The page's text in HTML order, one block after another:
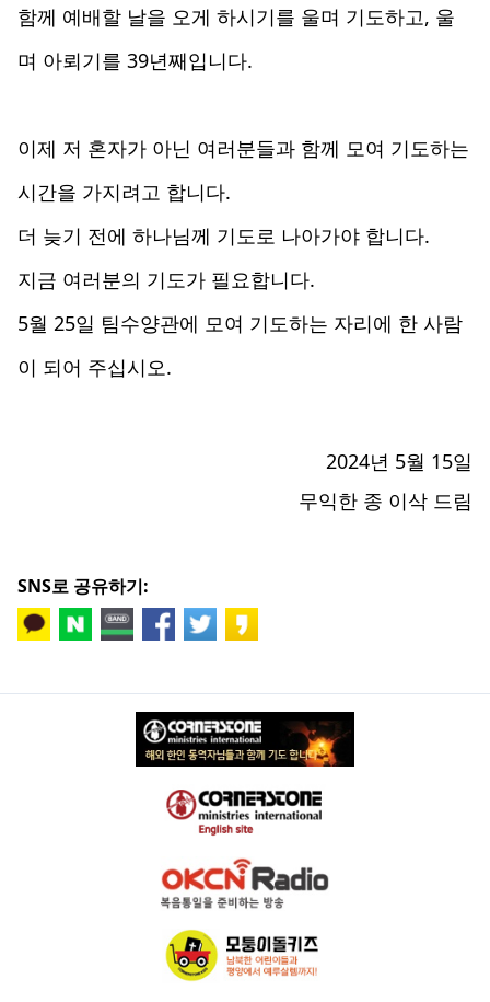
함께 예배할 날을 오게 하시기를 울며 기도하고, 울
며 아뢰기를 39년째입니다.
이제 저 혼자가 아닌 여러분들과 함께 모여 기도하는
시간을 가지려고 합니다.
더 늦기 전에 하나님께 기도로 나아가야 합니다.
지금 여러분의 기도가 필요합니다.
5월 25일 팀수양관에 모여 기도하는 자리에 한 사람
이 되어 주십시오.
2024년 5월 15일
무익한 종 이삭 드림
SNS로 공유하기: